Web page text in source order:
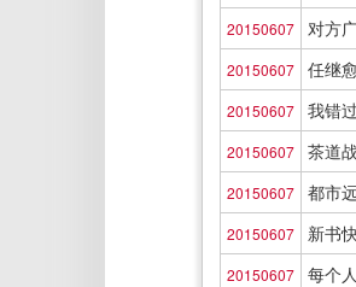
20150607 对方
20150607 任继
20150607 我错
20150607 茶道
20150607 都市
20150607 新书
20150607 每个